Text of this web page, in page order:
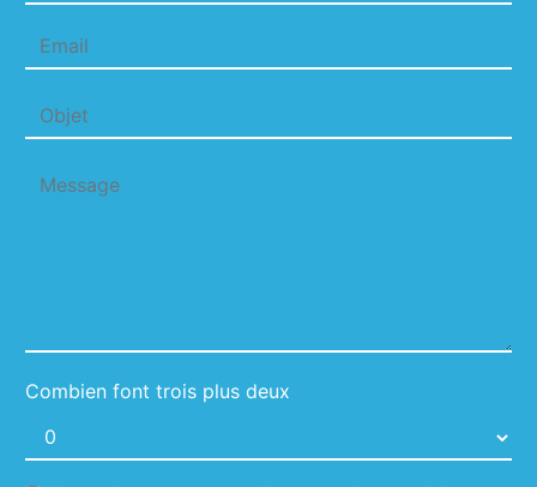
Combien font trois plus deux